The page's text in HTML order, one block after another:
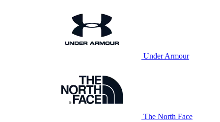
Under Armour
The North Face